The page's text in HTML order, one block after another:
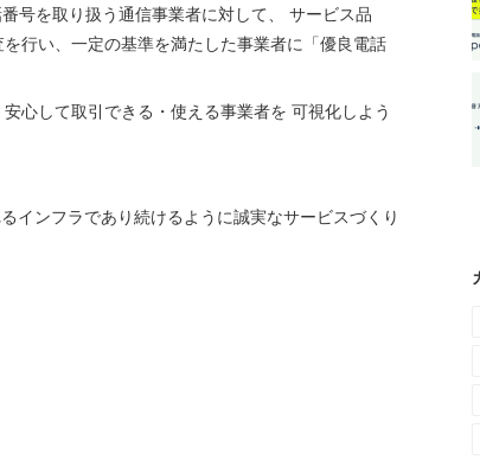
号を取り扱う通信事業者に対して、 サービス品
行い、一定の基準を満たした事業者に「優良電話
心して取引できる・使える事業者を 可視化しよう
インフラであり続けるように誠実なサービスづくり